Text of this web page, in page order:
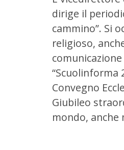
dirige il
cammino”. Si
religioso,
“Scuolinforma
Convegno
Giubileo
mondo, anche